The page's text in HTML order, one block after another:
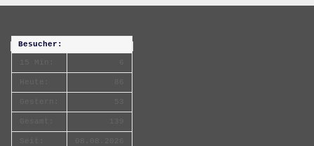
Besucher: